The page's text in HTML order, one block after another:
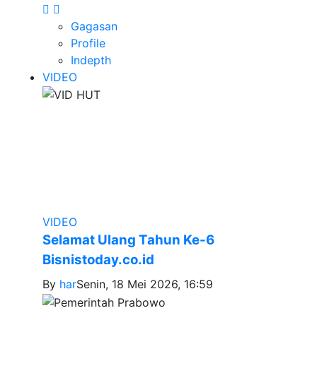
Gagasan
Profile
Indepth
VIDEO
VIDEO
Selamat Ulang Tahun Ke-6
Bisnistoday.co.id
By harSenin, 18 Mei 2026, 16:59